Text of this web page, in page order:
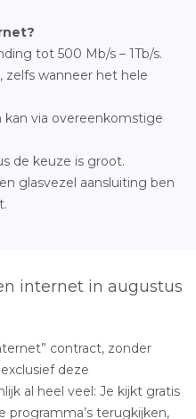
tot 500 Mb/s – 1Tb/s.
zelfs wanneer het hele
kan via overeenkomstige
de keuze is groot.
glasvezel aansluiting ben
internet in augustus
contract, zonder
deze
al heel veel: Je kijkt gratis
programma’s terugkijken,